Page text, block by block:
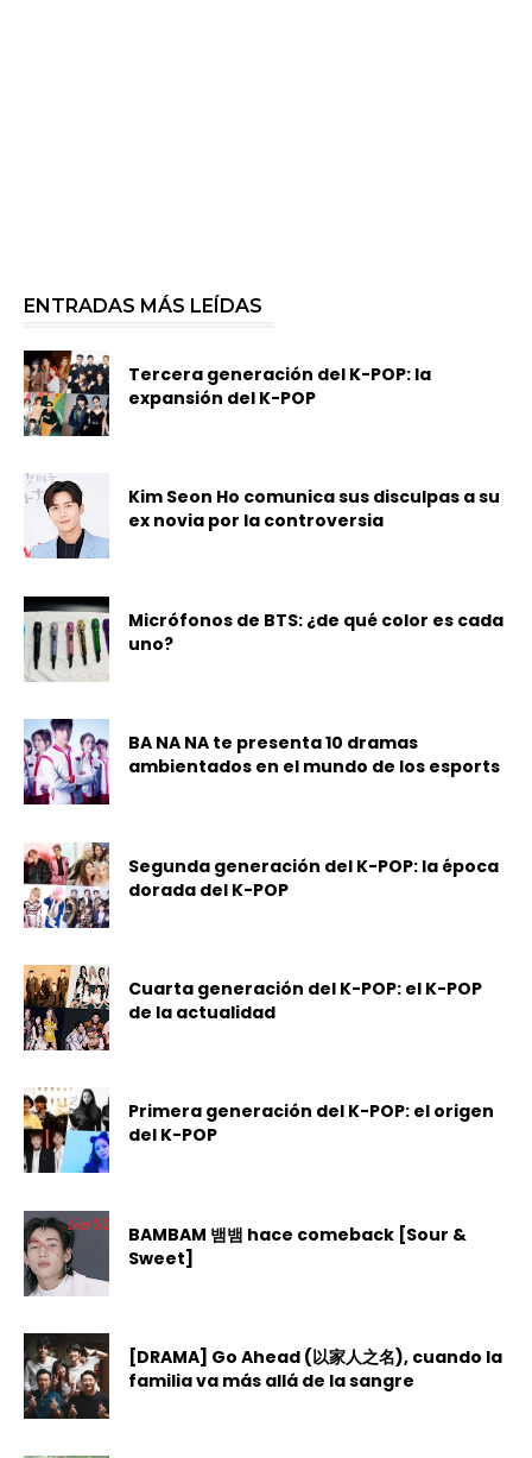
ENTRADAS MÁS LEÍDAS
Tercera generación del K-POP: la
expansión del K-POP
Kim Seon Ho comunica sus disculpas a su
ex novia por la controversia
Micrófonos de BTS: ¿de qué color es cada
uno?
BA NA NA te presenta 10 dramas
ambientados en el mundo de los esports
Segunda generación del K-POP: la época
dorada del K-POP
Cuarta generación del K-POP: el K-POP
de la actualidad
Primera generación del K-POP: el origen
del K-POP
BAMBAM 뱀뱀 hace comeback [Sour &
Sweet]
[DRAMA] Go Ahead (以家人之名), cuando la
familia va más allá de la sangre